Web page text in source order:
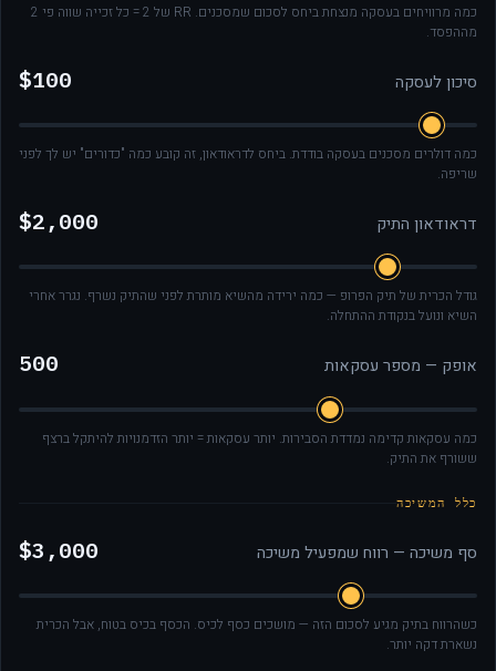
כמה מרוויחים בעסקה מנצחת ביחס לסכום שמסכנים. RR של 2 = כל זכייה שווה פי 2
מההפסד.
סיכון לעסקה $100
כמה דולרים מסכנים בעסקה בודדת. ביחס לדראודאון, זה קובע כמה "כדורים" יש לך לפני
שריפה.
דראודאון התיק $2,000
גודל הכרית של תיק הפרופ — כמה ירידה מהשיא מותרת לפני שהתיק נשרף. נגרר אחרי
השיא ונועל בנקודת ההתחלה.
אופק — מספר עסקאות 500
כמה עסקאות קדימה נמדדת הסבירות. יותר עסקאות = יותר הזדמנויות להיתקל ברצף
ששורף את התיק.
כלל המשיכה
סף משיכה — רווח שמפעיל משיכה $3,000
כשהרווח בתיק מגיע לסכום הזה — מושכים כסף לכיס. הכסף בכיס בטוח, אבל הכרית
נשארת דקה יותר.